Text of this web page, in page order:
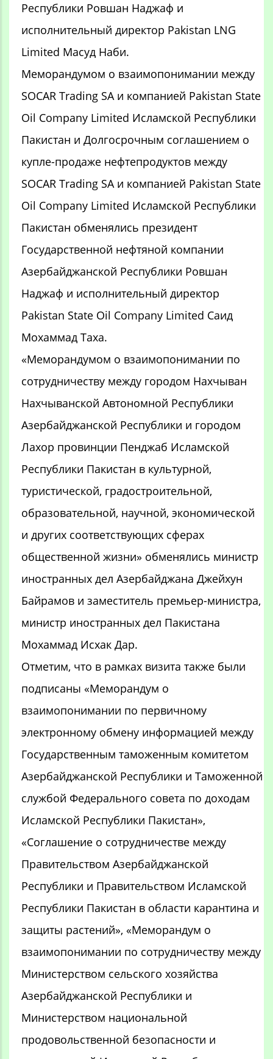
Республики Ровшан Наджаф и
исполнительный директор Pakistan LNG
Limited Масуд Наби.
Меморандумом о взаимопонимании между
SOCAR Trading SA и компанией Pakistan State
Oil Company Limited Исламской Республики
Пакистан и Долгосрочным соглашением о
купле-продаже нефтепродуктов между
SOCAR Trading SA и компанией Pakistan State
Oil Company Limited Исламской Республики
Пакистан обменялись президент
Государственной нефтяной компании
Азербайджанской Республики Ровшан
Наджаф и исполнительный директор
Pakistan State Oil Company Limited Саид
Мохаммад Таха.
«Меморандумом о взаимопонимании по
сотрудничеству между городом Нахчыван
Нахчыванской Автономной Республики
Азербайджанской Республики и городом
Лахор провинции Пенджаб Исламской
Республики Пакистан в культурной,
туристической, градостроительной,
образовательной, научной, экономической
и других соответствующих сферах
общественной жизни» обменялись министр
иностранных дел Азербайджана Джейхун
Байрамов и заместитель премьер-министра,
министр иностранных дел Пакистана
Мохаммад Исхак Дар.
Отметим, что в рамках визита также были
подписаны «Меморандум о
взаимопонимании по первичному
электронному обмену информацией между
Государственным таможенным комитетом
Азербайджанской Республики и Таможенной
службой Федерального совета по доходам
Исламской Республики Пакистан»,
«Соглашение о сотрудничестве между
Правительством Азербайджанской
Республики и Правительством Исламской
Республики Пакистан в области карантина и
защиты растений», «Меморандум о
взаимопонимании по сотрудничеству между
Министерством сельского хозяйства
Азербайджанской Республики и
Министерством национальной
продовольственной безопасности и